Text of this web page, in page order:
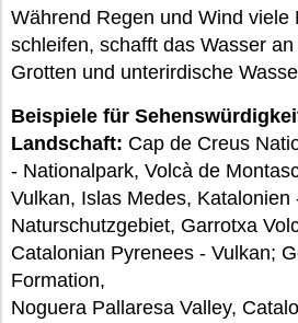
Während Regen und Wind viele
schleifen, schafft das Wasser
Grotten und unterirdische
Beispiele für
Landschaft: Cap de Creus
- Nationalpark, Volcà de
Vulkan, Islas Medes, Katalonien
Naturschutzgebiet, Garrotxa
Catalonian Pyrenees - Vulkan;
Formation,
Noguera Pallaresa Valley,